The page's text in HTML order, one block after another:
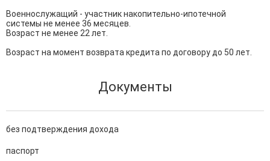
Военнослужащий - участник накопительно-ипотечной
системы не менее 36 месяцев.
Возраст не менее 22 лет.
Возраст на момент возврата кредита по договору до 50 лет.
Документы
без подтверждения дохода
паспорт